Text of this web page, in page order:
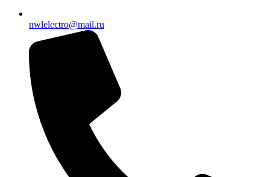
nwlelectro@mail.ru